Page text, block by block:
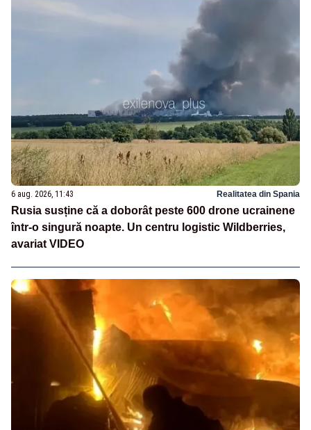
6 aug. 2026, 11:43 Realitatea din Spania
Rusia susține că a doborât peste 600 drone ucrainene
într-o singură noapte. Un centru logistic Wildberries,
avariat VIDEO